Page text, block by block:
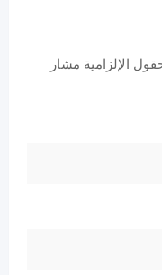
الإلزامية مشار